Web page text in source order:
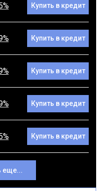
Купить в кредит
Купить в кредит
Купить в кредит
Купить в кредит
Купить в кредит
еще...